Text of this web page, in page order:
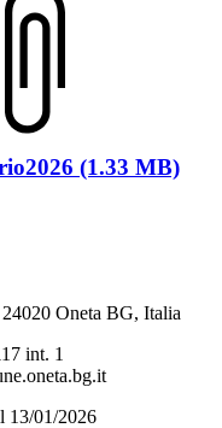
(1.33 MB)
Oneta BG, Italia
int. 1
13/01/2026